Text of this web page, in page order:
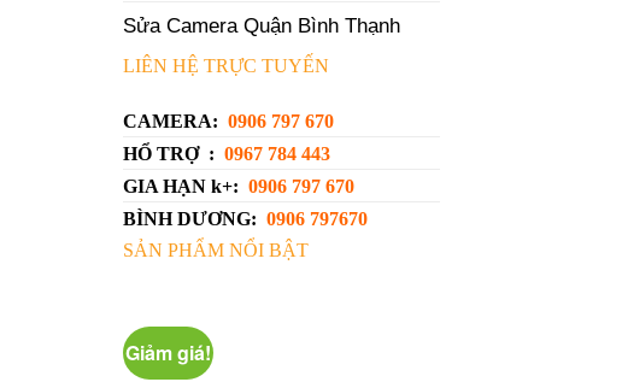
Sửa Camera Quận Bình Thạnh
LIÊN HỆ TRỰC TUYẾN
CAMERA: 0906 797 670
HỔ TRỢ : 0967 784 443
GIA HẠN k+: 0906 797 670
BÌNH DƯƠNG: 0906 797670
SẢN PHẨM NỔI BẬT
Giảm giá!